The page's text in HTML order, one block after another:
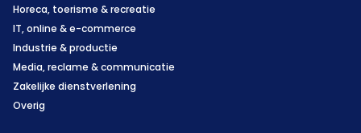
Horeca, toerisme & recreatie
IT, online & e-commerce
Industrie & productie
Media, reclame & communicatie
Zakelijke dienstverlening
Overig